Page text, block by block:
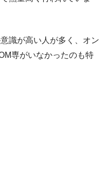
識が高い人が多く、オン
専がいなかったのも特